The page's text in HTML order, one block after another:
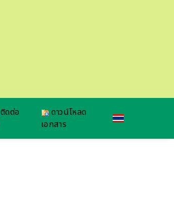
ติดต่อ
ดาวน์โหลด
เอกสาร